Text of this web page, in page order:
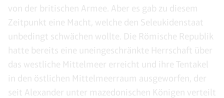
von der britischen Armee. Aber es gab zu diesem
Zeitpunkt eine Macht, welche den Seleukidenstaat
unbedingt schwächen wollte. Die Römische Republik
hatte bereits eine uneingeschränkte Herrschaft über
das westliche Mittelmeer erreicht und ihre Tentakel
in den östlichen Mittelmeerraum ausgeworfen, der
seit Alexander unter mazedonischen Königen verteilt